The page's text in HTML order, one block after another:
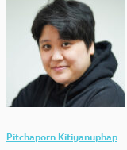
Pitchaporn Kitiyanuphap